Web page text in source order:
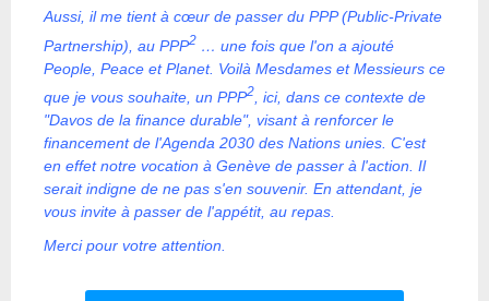
Aussi, il me tient à cœur de passer du PPP (Public-Private
Partnership), au PPP2 … une fois que l'on a ajouté
People, Peace et Planet. Voilà Mesdames et Messieurs ce
que je vous souhaite, un PPP2, ici, dans ce contexte de
"Davos de la finance durable", visant à renforcer le
financement de l'Agenda 2030 des Nations unies. C'est
en effet notre vocation à Genève de passer à l'action. Il
serait indigne de ne pas s'en souvenir. En attendant, je
vous invite à passer de l'appétit, au repas.
Merci pour votre attention.